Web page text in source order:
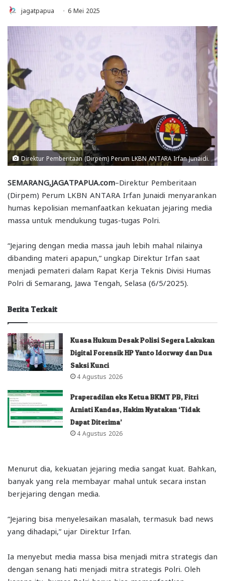
jagatpapua 6 Mei 2025
Direktur Pemberitaan (Dirpem) Perum LKBN ANTARA Irfan Junaidi.
SEMARANG,JAGATPAPUA.com–Direktur Pemberitaan
(Dirpem) Perum LKBN ANTARA Irfan Junaidi menyarankan
humas kepolisian memanfaatkan kekuatan jejaring media
massa untuk mendukung tugas-tugas Polri.
“Jejaring dengan media massa jauh lebih mahal nilainya
dibanding materi apapun,” ungkap Direktur Irfan saat
menjadi pemateri dalam Rapat Kerja Teknis Divisi Humas
Polri di Semarang, Jawa Tengah, Selasa (6/5/2025).
Berita Terkait
Kuasa Hukum Desak Polisi Segera Lakukan
Digital Forensik HP Yanto Idorway dan Dua
Saksi Kunci
4 Agustus 2026
Praperadilan eks Ketua BKMT PB, Fitri
Arniati Kandas, Hakim Nyatakan ‘Tidak
Dapat Diterima’
4 Agustus 2026
Menurut dia, kekuatan jejaring media sangat kuat. Bahkan,
banyak yang rela membayar mahal untuk secara instan
berjejaring dengan media.
“Jejaring bisa menyelesaikan masalah, termasuk bad news
yang dihadapi,” ujar Direktur Irfan.
Ia menyebut media massa bisa menjadi mitra strategis dan
dengan senang hati menjadi mitra strategis Polri. Oleh